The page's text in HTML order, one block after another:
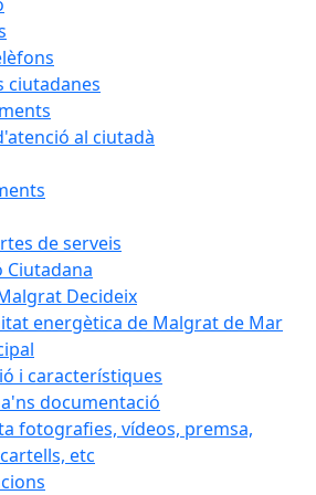
ciutadanes
al ciutadà
de serveis
Ciutadana
Decideix
energètica de Malgrat de Mar
i característiques
documentació
fotografies, vídeos, premsa,
etc